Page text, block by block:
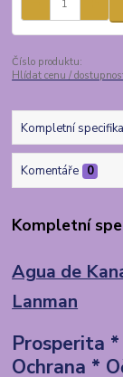
Číslo produktu:
Hlídat cenu /
Kompletní
Komentáře 0
Kompletní
Agua de
Lanman
Prosperita
Ochrana *